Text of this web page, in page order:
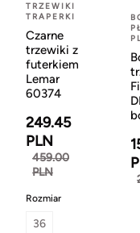
TRZEWIKI
TRAPERKI
Czarne
trzewiki z
futerkiem
Lemar
60374
249.45
PLN
459.00
PLN
Rozmiar
36